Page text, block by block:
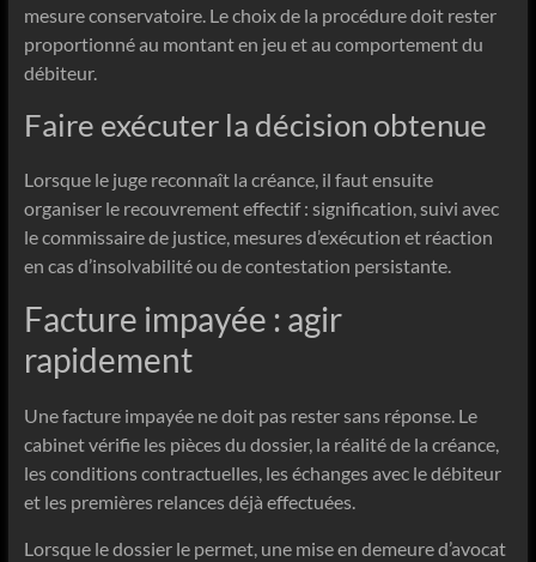
mesure conservatoire. Le choix de la procédure doit rester
proportionné au montant en jeu et au comportement du
débiteur.
Faire exécuter la décision obtenue
Lorsque le juge reconnaît la créance, il faut ensuite
organiser le recouvrement effectif : signification, suivi avec
le commissaire de justice, mesures d’exécution et réaction
en cas d’insolvabilité ou de contestation persistante.
Facture impayée : agir
rapidement
Une facture impayée ne doit pas rester sans réponse. Le
cabinet vérifie les pièces du dossier, la réalité de la créance,
les conditions contractuelles, les échanges avec le débiteur
et les premières relances déjà effectuées.
Lorsque le dossier le permet, une mise en demeure d’avocat